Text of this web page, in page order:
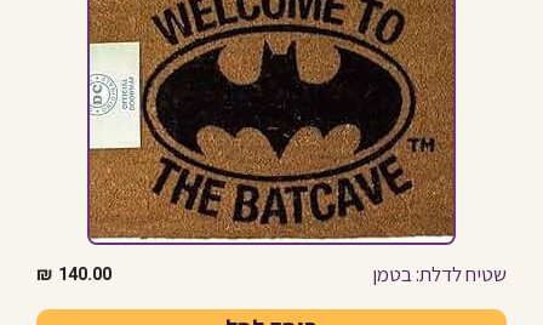
שטיח לדלת: בטמן 140.00
₪